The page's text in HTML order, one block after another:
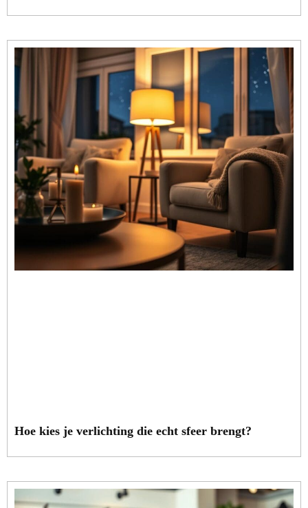
Hoe kies je verlichting die echt sfeer brengt?